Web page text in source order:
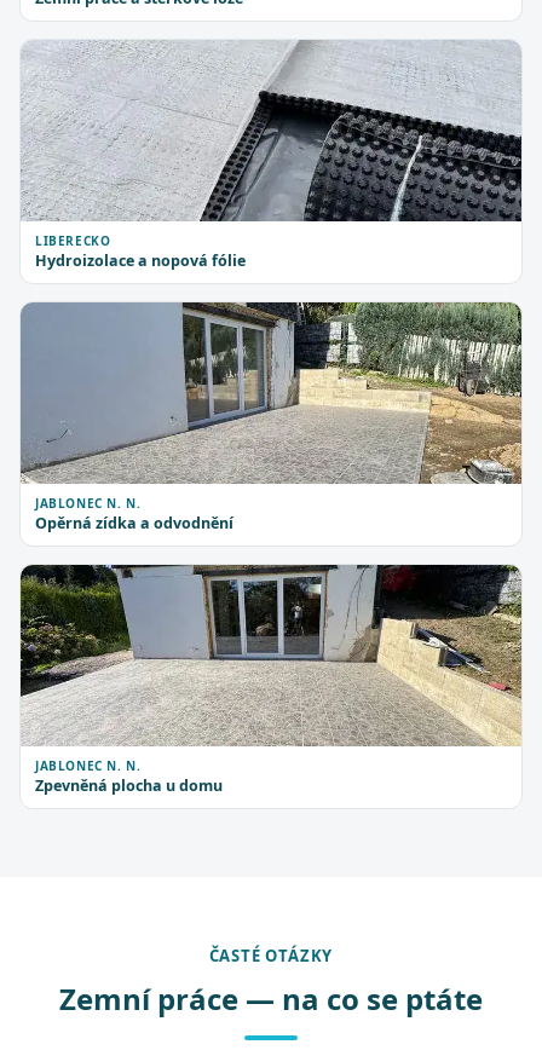
LIBERECKO
Hydroizolace a nopová fólie
JABLONEC N. N.
Opěrná zídka a odvodnění
JABLONEC N. N.
Zpevněná plocha u domu
ČASTÉ OTÁZKY
Zemní práce — na co se ptáte